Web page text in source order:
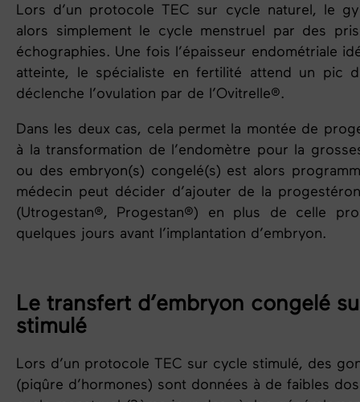
Lors d’un protocole TEC sur cycle nature l, le
alors simplement le cycle menstruel
par des
échographies. Une fois l’épaisseur endométriale
atteinte,
le spécialiste en fertilité attend un pic
déclenche l’ovulation par de l’Ovitrelle®.
Dans les deux cas, cela permet la montée de
à la transformation de l’endomètre pour la
ou des embryon(s) congelé(s) est alors
médecin peut décider d’ajouter de la
(Utrogestan®, Progestan®) en plus de celle
quelques jours avant l’implantation d’embryon.
Le transfert d’embryon congelé
stimulé
Lors d’un protocole TEC sur cycle stimulé, des
(piqûre d’hormones) sont données à de faibles